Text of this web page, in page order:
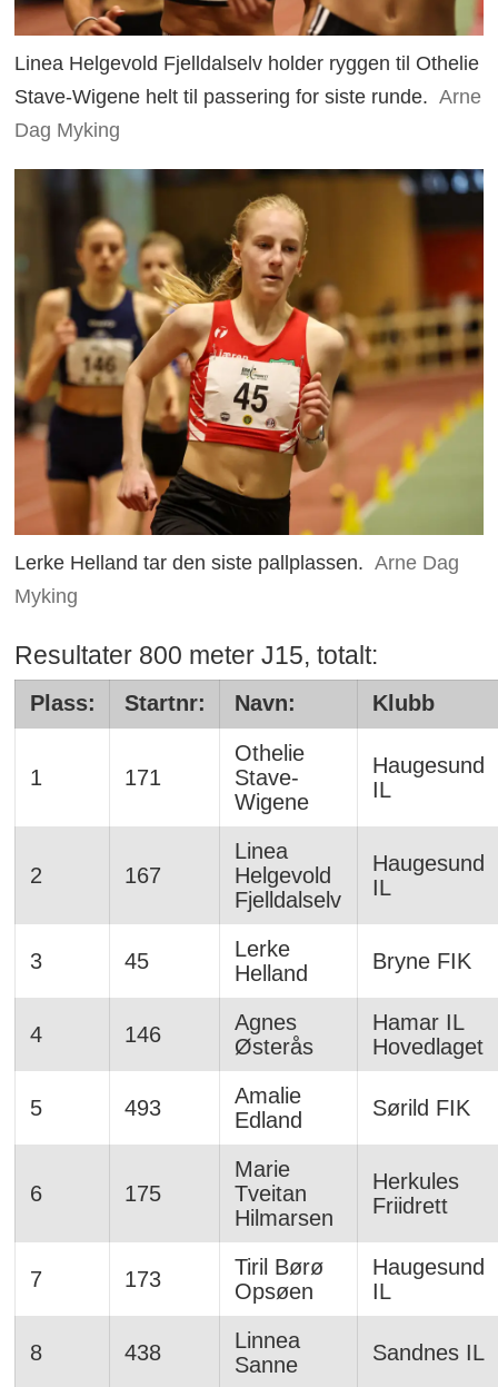
Linea Helgevold Fjelldalselv holder ryggen til Othelie
Stave-Wigene helt til passering for siste runde. Arne
Dag Myking
Lerke Helland tar den siste pallplassen. Arne Dag
Myking
Resultater 800 meter J15, totalt:
Plass: Startnr: Navn: Klubb
1 171
Othelie
Stave-
Wigene
Haugesund
IL
2 167
Linea
Helgevold
Fjelldalselv
Haugesund
IL
3 45
Lerke
Helland
Bryne FIK
4 146
Agnes
Østerås
Hamar IL
Hovedlaget
5 493
Amalie
Edland
Sørild FIK
6 175
Marie
Tveitan
Hilmarsen
Herkules
Friidrett
7 173
Tiril Børø
Opsøen
Haugesund
IL
8 438
Linnea
Sanne
Sandnes IL